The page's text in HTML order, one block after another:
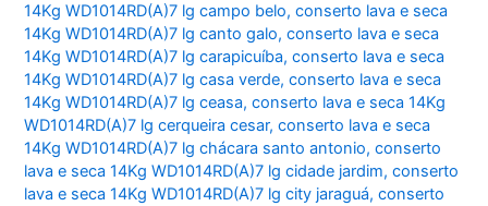
14Kg WD1014RD(A)7 lg campo belo,conserto lava e seca
14Kg WD1014RD(A)7 lg canto galo,conserto lava e seca
14Kg WD1014RD(A)7 lg carapicuíba,conserto lava e seca
14Kg WD1014RD(A)7 lg casa verde,conserto lava e seca
14Kg WD1014RD(A)7 lg ceasa,conserto lava e seca 14Kg
WD1014RD(A)7 lg cerqueira cesar,conserto lava e seca
14Kg WD1014RD(A)7 lg chácara santo antonio,conserto
lava e seca 14Kg WD1014RD(A)7 lg cidade jardim,conserto
lava e seca 14Kg WD1014RD(A)7 lg city jaraguá,conserto